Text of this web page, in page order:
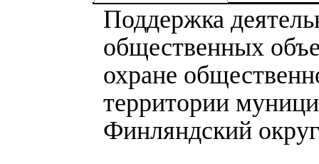
Поддержка
общественных
охране
территории
Финляндский